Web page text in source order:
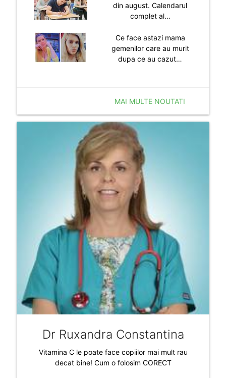
din august. Calendarul
complet al…
Ce face astazi mama
gemenilor care au murit
dupa ce au cazut…
MAI MULTE NOUTATI
Dr Ruxandra Constantina
Vitamina C le poate face copiilor mai mult rau
decat bine! Cum o folosim CORECT